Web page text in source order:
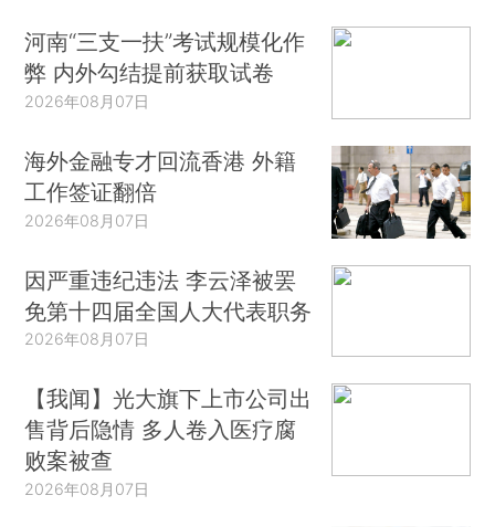
河南“三支一扶”考试规模化作
弊 内外勾结提前获取试卷
2026年08月07日
海外金融专才回流香港 外籍
工作签证翻倍
2026年08月07日
因严重违纪违法 李云泽被罢
免第十四届全国人大代表职务
2026年08月07日
【我闻】光大旗下上市公司出
售背后隐情 多人卷入医疗腐
败案被查
2026年08月07日